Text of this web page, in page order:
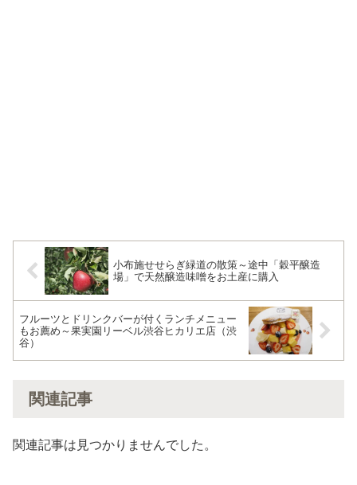
小布施せせらぎ緑道の散策～途中「穀平醸造
場」で天然醸造味噌をお土産に購入
フルーツとドリンクバーが付くランチメニュー
もお薦め～果実園リーベル渋谷ヒカリエ店（渋
谷）
関連記事
関連記事は見つかりませんでした。